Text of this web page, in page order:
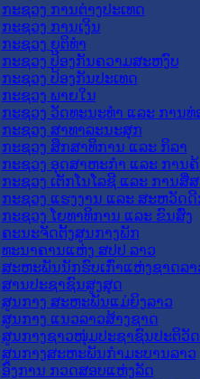
ກະຊວງ ການຕ່າງປະເທດ
ກະຊວງ ການເງິນ
ກະຊວງ ຍຸຕິທໍາ
ກະຊວງ ປ້ອງກັນຄວາມສະຫງົບ
ກະຊວງ ປ້ອງກັນປະເທດ
ກະຊວງ ພາຍໃນ
ກະຊວງ ວັດທະນະທຳ ແລະ ການທ່
ກະຊວງ ສາທາລະນະສຸກ
ກະຊວງ ສຶກສາທິການ ແລະ ກິລາ
ກະຊວງ ອຸດສາຫະກຳ ແລະ ການຄ້
ກະຊວງ ເຕັກໂນໂລຊີ ແລະ ການສື່
ກະຊວງ ແຮງງານ ແລະ ສະຫວັດ
ກະຊວງ ໂຍທາທິການ ແລະ ຂົນສົ່ງ
ຄະນະຈັດຕັ້ງສູນກາງພັກ
ທະນາຄານແຫ່ງ ສປປ ລາວ
ສະຫະພັນນັກຮົບເກົ່າແຫ່ງຊາດລາ
ສານປະຊາຊົນສູງສຸດ
ສູນກາງ ສະຫະພັນແມ່ຍິງລາວ
ສູນກາງ ແນວລາວສ້າງຊາດ
ສູນກາງຊາວໜຸ່ມປະຊາຊົນປະຕິວັ
ສູນກາງສະຫະພັນກຳມະບານລາວ
ອົງການ ກວດສອບແຫ່ງລັດ